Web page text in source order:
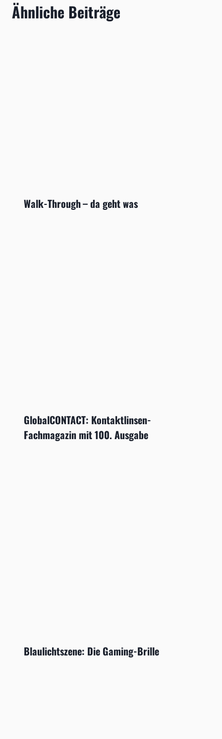
Ähnliche Beiträge
Walk-Through – da geht was
GlobalCONTACT: Kontaktlinsen-
Fachmagazin mit 100. Ausgabe
Blaulichtszene: Die Gaming-Brille